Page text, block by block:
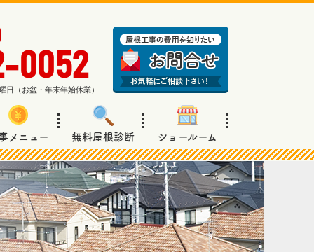
0052
（お盆・年末年始休業）
メニュー 無料屋根診断 ショールーム